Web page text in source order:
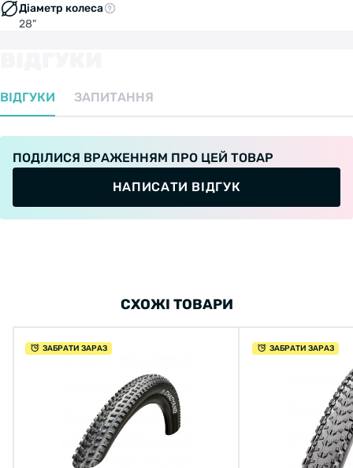
Діаметр колеса
28"
ВІДГУКИ ЗАПИТАННЯ
ПОДІЛИСЯ ВРАЖЕННЯМ ПРО ЦЕЙ ТОВАР
НАПИСАТИ ВІДГУК
СХОЖІ ТОВАРИ
ЗАБРАТИ ЗАРАЗ ЗАБРАТИ ЗАРАЗ